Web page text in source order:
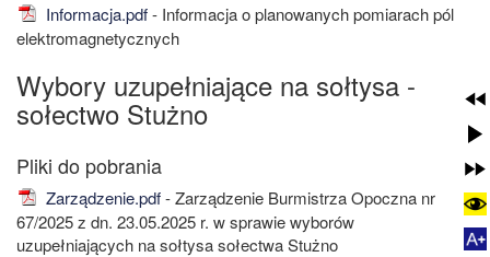
Informacja.pdf- Informacja o planowanych pomiarach pól
elektromagnetycznych
Wybory uzupełniające na sołtysa -
sołectwo Stużno
Zarządzenie.pdf- Zarządzenie Burmistrza Opoczna nr
67/2025 z dn. 23.05.2025 r. w sprawie wyborów
uzupełniających na sołtysa sołectwa Stużno